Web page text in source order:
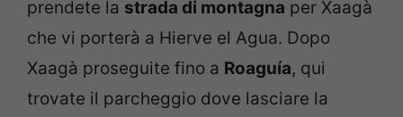
prendete la strada di montagna per Xaagà
che vi porterà a Hierve el Agua. Dopo
Xaagà proseguite fino a Roaguía, qui
trovate il parcheggio dove lasciare la